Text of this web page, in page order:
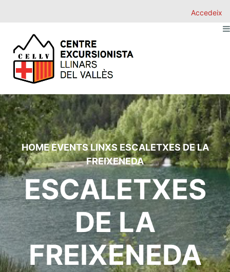
Accedeix
HOMEEVENTSLINXS ESCALETXES DE LA
FREIXENEDA
ESCALETXES
DE LA
FREIXENEDA